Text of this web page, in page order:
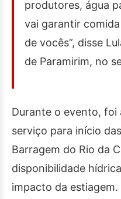
produtores, água
vai garantir
de vocês”, disse
de Paramirim, no
Durante o evento, foi
serviço para início
Barragem do Rio da
disponibilidade
impacto da